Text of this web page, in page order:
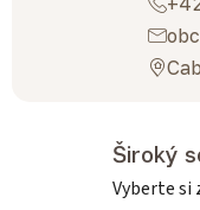
Široký
Vyberte